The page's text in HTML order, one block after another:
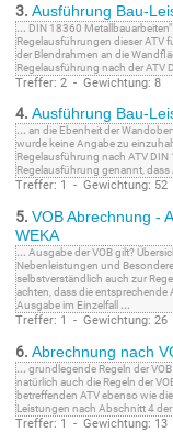
3. Ausführung Bau-
... DIN 18360
Regelausführungen dieser ATV
der Blendrahmen an die
Regelausführung nach der ATV
Treffer: 2 - Gewichtung: 8
4. Ausführung Bau-
... an die Ebenheit der
wurde keine Angabe zu
Regelausführung nach ATV
Regelausführung genannt,
Treffer: 1 - Gewichtung: 52
5. VOB Abrechnung -
WEKA
... Ausgabe der VOB gilt?
Nebenleistungen und
selbstverständlich auch zur
achten, dass die entsprechende
Ausgabe im Einzelfall ...
Treffer: 1 - Gewichtung: 26
6. Abrechnung nach
... grundlegende Regeln der
natürlich auch die Regeln der
betreffenden ATV ebenso wie
Leistungen nach Abschnitt 4
Treffer: 1 - Gewichtung: 13